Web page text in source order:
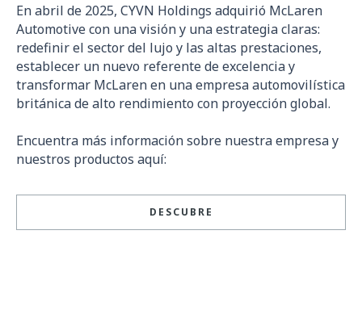
En abril de 2025, CYVN Holdings adquirió McLaren
Automotive con una visión y una estrategia claras:
redefinir el sector del lujo y las altas prestaciones,
establecer un nuevo referente de excelencia y
transformar McLaren en una empresa automovilística
británica de alto rendimiento con proyección global.
Encuentra más información sobre nuestra empresa y
nuestros productos aquí:
DESCUBRE